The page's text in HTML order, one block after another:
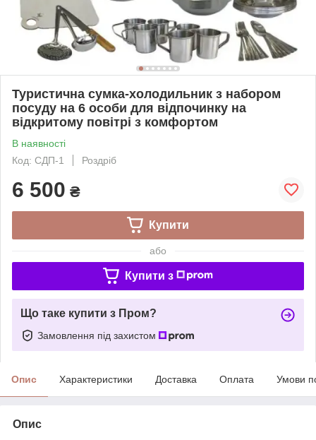
Туристична сумка-холодильник з набором
посуду на 6 особи для відпочинку на
відкритому повітрі з комфортом
В наявності
Код: СДП-1
Роздріб
6 500 ₴
Купити
або
Купити з
Що таке купити з Пром?
Замовлення під захистом
Опис Характеристики Доставка Оплата Умови
Опис